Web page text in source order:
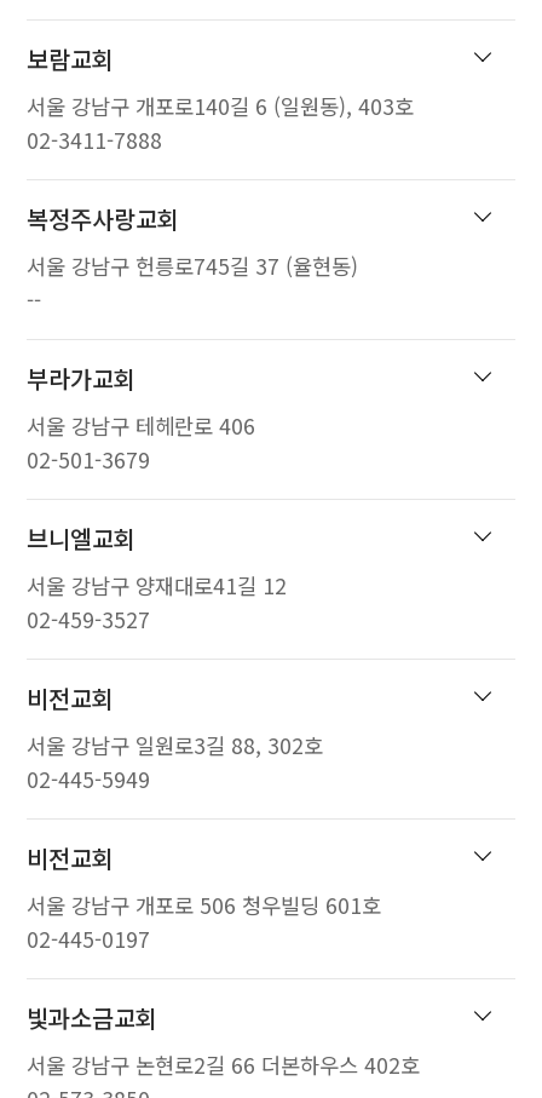
보람교회
서울 강남구 개포로140길 6 (일원동), 403호
02-3411-7888
복정주사랑교회
서울 강남구 헌릉로745길 37 (율현동)
--
부라가교회
서울 강남구 테헤란로 406
02-501-3679
브니엘교회
서울 강남구 양재대로41길 12
02-459-3527
비전교회
서울 강남구 일원로3길 88, 302호
02-445-5949
비전교회
서울 강남구 개포로 506 청우빌딩 601호
02-445-0197
빛과소금교회
서울 강남구 논현로2길 66 더본하우스 402호